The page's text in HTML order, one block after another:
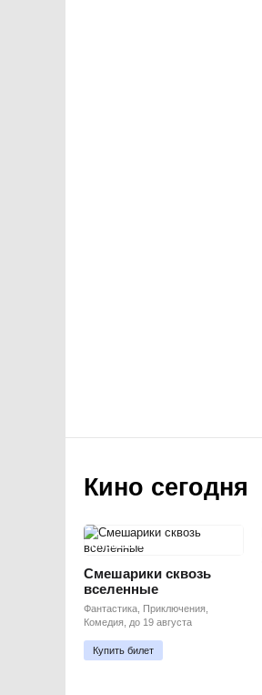
Кино сегодня
ПРЕМЬЕРА
Смешарики сквозь
вселенные
Фантастика, Приключения,
Комедия, до 19 августа
Купить билет